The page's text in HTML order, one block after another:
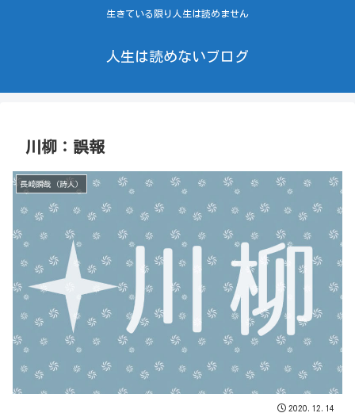
生きている限り人生は読めません
人生は読めないブログ
川柳：誤報
長崎瞬哉（詩人）
2020.12.14